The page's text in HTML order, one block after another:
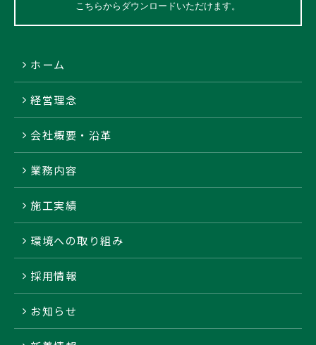
こちらからダウンロードいただけます。
ホーム
経営理念
会社概要・沿革
業務内容
施工実績
環境への取り組み
採用情報
お知らせ